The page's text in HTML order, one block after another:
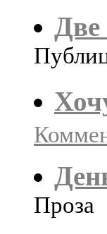
Две
Проза